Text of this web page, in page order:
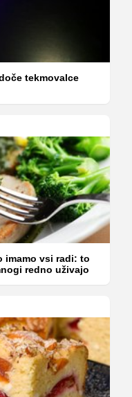
tekmovalce
imamo vsi radi: to
redno uživajo